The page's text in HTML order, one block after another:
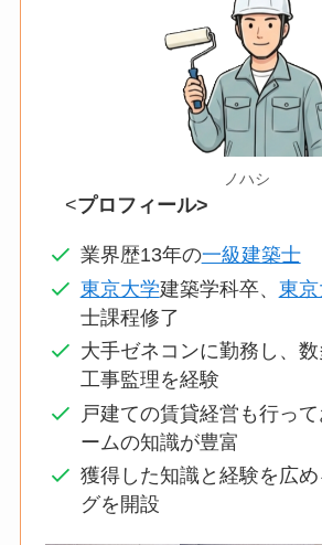
ノハシ
<プロフィール>
業界歴13年の一級建築士
東京大学建築学科卒、 東
士課程修了
大手ゼネコンに勤務し、
工事監理を経験
戸建ての賃貸経営も行っ
ームの知識が豊富
獲得した知識と経験を広
グを開設